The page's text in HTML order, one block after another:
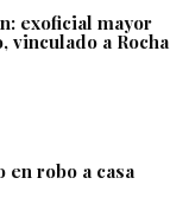
exoficial mayor
vinculado a Rocha
en robo a casa